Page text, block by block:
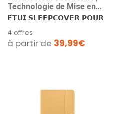
Technologie de Mise en
Veille/réveil | Support intégré
Compatible avec la liseuse
Kobo Libra Colour 7"
𝗘́𝗧𝗨𝗜 𝗦𝗟𝗘𝗘𝗣𝗖𝗢𝗩𝗘𝗥 𝗣𝗢𝗨𝗥
4 offres
à partir de 39,99€